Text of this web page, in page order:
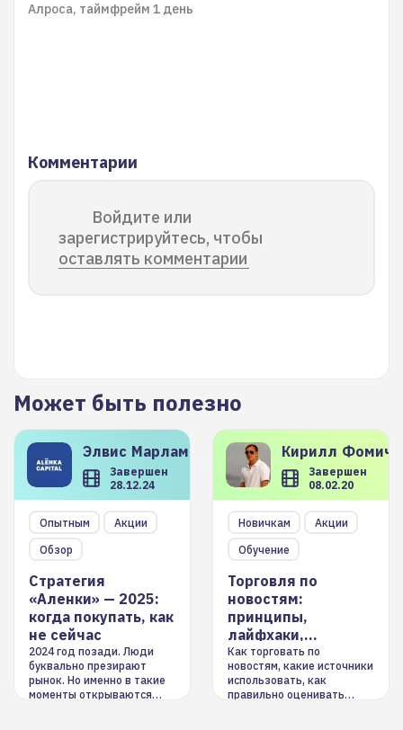
Алроса, таймфрейм 1 день
Комментарии
Войдите или
зарегистрируйтесь, чтобы
оставлять комментарии
Может быть полезно
Элвис Марламов
Завершен
28.12.24
Опытным
Акции
Обзор
Стратегия
«Аленки» — 2025:
когда покупать, как
не сейчас
2024 год позади. Люди
буквально презирают
рынок. Но именно в такие
моменты открываются
Кирилл
Завершен
08.02.20
Новичкам
Акции
Обучение
Торговля по
новостям:
принципы,
лайфхаки,
инструменты
Как торговать по
новостям, какие источники
использовать, как
правильно оценивать